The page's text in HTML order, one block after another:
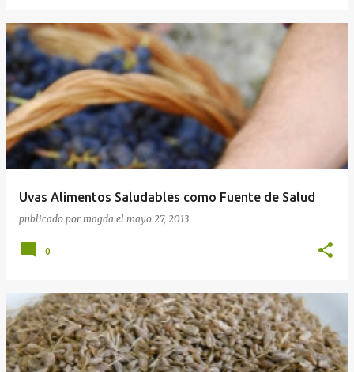
Uvas Alimentos Saludables como Fuente de Salud
publicado por magda el mayo 27, 2013
0